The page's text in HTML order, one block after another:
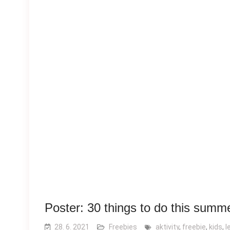
Poster: 30 things to do this
28. 6. 2021 Freebies aktivity, freebie, kids,